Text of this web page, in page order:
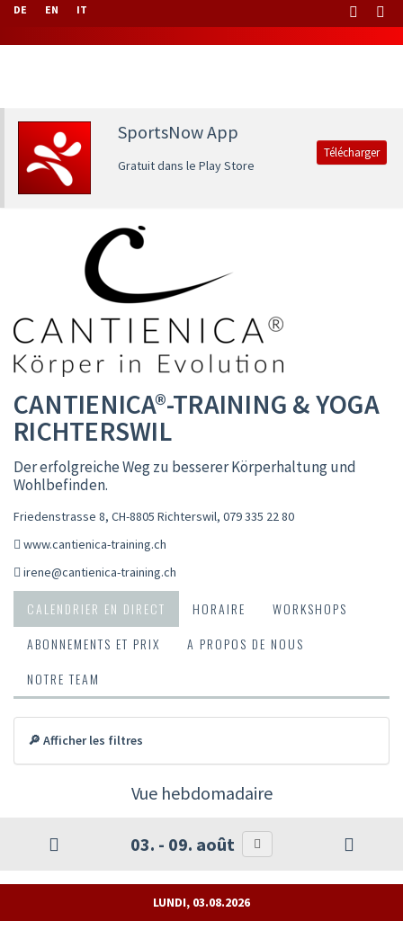
DE EN IT
SportsNow App
Gratuit dans le Play Store
Télécharger
CANTIENICA®-TRAINING & YOGA
RICHTERSWIL
Der erfolgreiche Weg zu besserer Körperhaltung und
Wohlbefinden.
Friedenstrasse 8, CH-8805 Richterswil, 079 335 22 80
www.cantienica-training.ch
irene@cantienica-training.ch
CALENDRIER EN DIRECT HORAIRE
WORKSHOPS
ABONNEMENTS ET PRIX
A PROPOS DE NOUS
NOTRE TEAM
🔎 Afficher les filtres
Vue hebdomadaire
03. - 09. août
LUNDI, 03.08.2026